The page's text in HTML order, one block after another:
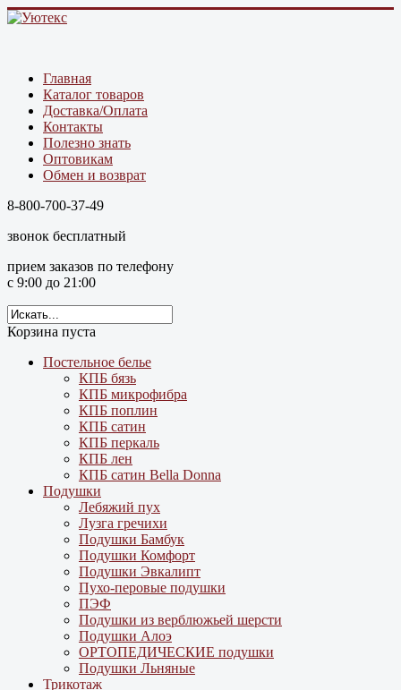
Главная
Каталог товаров
Доставка/Оплата
Контакты
Полезно знать
Оптовикам
Обмен и возврат
8-800-700-37-49
звонок бесплатный
прием заказов по телефону
с 9:00 до 21:00
Корзина пуста
Постельное белье
КПБ бязь
КПБ микрофибра
КПБ поплин
КПБ сатин
КПБ перкаль
КПБ лен
КПБ сатин Bella Donna
Подушки
Лебяжий пух
Лузга гречихи
Подушки Бамбук
Подушки Комфорт
Подушки Эвкалипт
Пухо-перовые подушки
ПЭФ
Подушки из верблюжьей шерсти
Подушки Алоэ
ОРТОПЕДИЧЕСКИЕ подушки
Подушки Льняные
Трикотаж